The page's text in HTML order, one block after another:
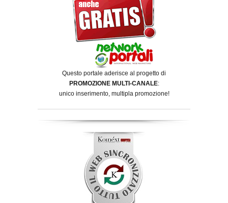
Questo portale aderisce al progetto di
PROMOZIONE MULTI-CANALE:
unico inserimento, multipla promozione!